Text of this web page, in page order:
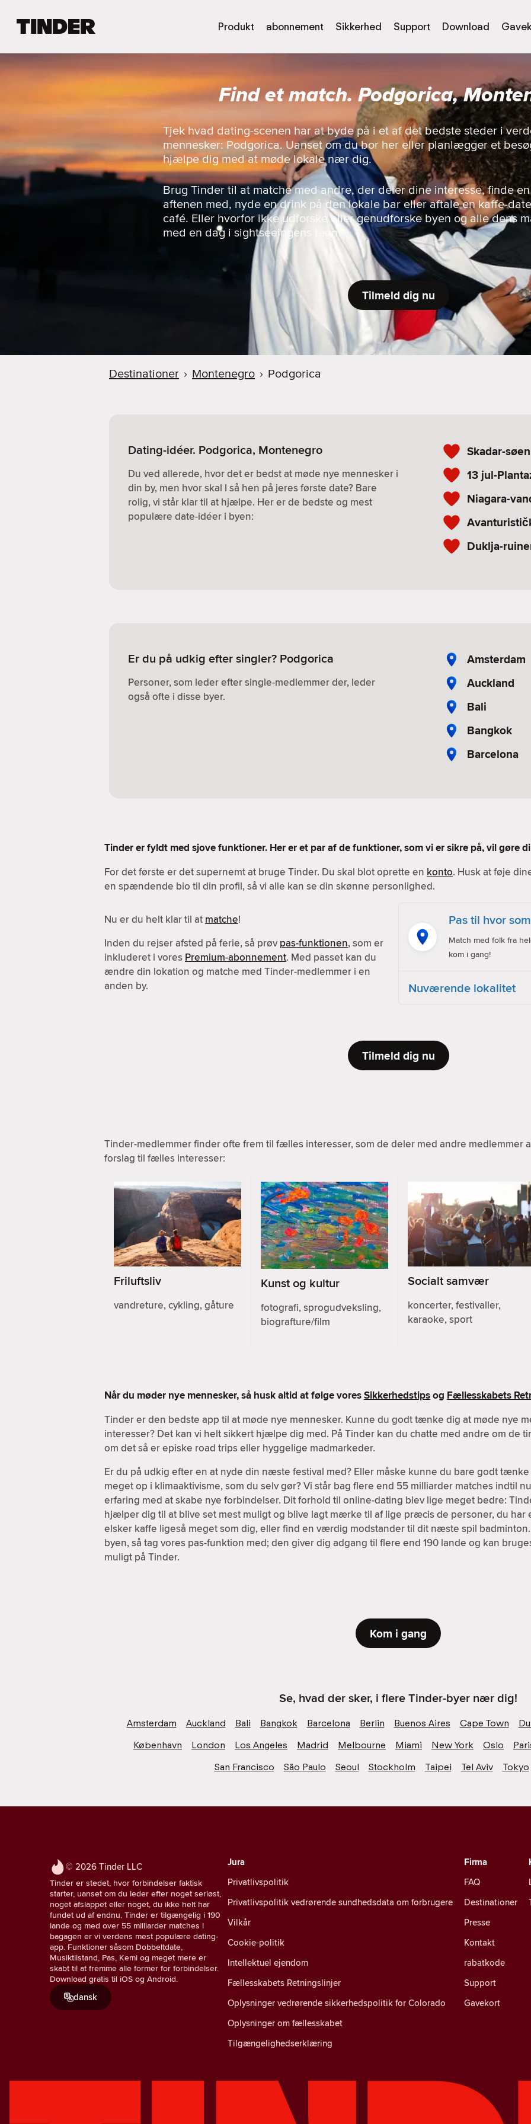
e
r
t
s
Produkt abonnement Sikkerhed Support Download
Find et match. Podgorica,
Tjek hvad dating-scenen har at byde på i et af det bedste steder i
mennesker: Podgorica. Uanset om du bor her eller planlægger et
hjælpe dig med at møde lokale nær dig.
Brug Tinder til at matche med andre, der deler dine interesse, finde
aftenen med, nyde en drink på den lokale bar eller aftale en kaffe-
café. Eller hvorfor ikke udforske eller genudforske byen og alle dens
med en dag i sightseeingens tegn?
Tilmeld dig nu
Destinationer › Montenegro › Podgorica
Dating-idéer. Podgorica, Montenegro
Du ved allerede, hvor det er bedst at møde nye mennesker i
din by, men hvor skal I så hen på jeres første date? Bare
rolig, vi står klar til at hjælpe. Her er de bedste og mest
populære date-idéer i byen:
Skadar-søen
13 jul-
Niagara-
Duklja-
Er du på udkig efter singler? Podgorica
Personer, som leder efter single-medlemmer der, leder
også ofte i disse byer.
Amsterdam
Auckland
Bali
Bangkok
Barcelona
Tinder er fyldt med sjove funktioner. Her er et par af de funktioner, som vi er sikre på, vil gøre
For det første er det supernemt at bruge Tinder. Du skal blot oprette en konto. Husk at føje
en spændende bio til din profil, så vi alle kan se din skønne personlighed.
Nu er du helt klar til at matche!
Inden du rejser afsted på ferie, så prøvpas-funktionen, som er
inkluderet i vores Premium-abonnement. Med passet kan du
ændre din lokation og matche med Tinder-medlemmer i en
anden by.
Pas til hvor
Match med folk fra
kom i gang!
Nuværende lokalitet
Tilmeld dig nu
Tinder-medlemmer finder ofte frem til fælles interesser, som de deler med andre medlemmer
forslag til fælles interesser:
Friluftsliv
vandreture, cykling, gåture
Kunst og kultur
fotografi, sprogudveksling,
biografture/film
Socialt samvær
koncerter, festivaller,
karaoke, sport
Når du møder nye mennesker, så husk altid at følge voresSikkerhedstipsog Fællesskabets
Tinder er den bedste app til at møde nye mennesker. Kunne du godt tænke dig at møde nye
interesser? Det kan vi helt sikkert hjælpe dig med. På Tinder kan du chatte med andre om de
om det så er episke road trips eller hyggelige madmarkeder.
Er du på udkig efter en at nyde din næste festival med? Eller måske kunne du bare godt
meget op i klimaaktivisme, som du selv gør? Vi står bag flere end 55 milliarder matches indtil
erfaring med at skabe nye forbindelser. Dit forhold til online-dating blev lige meget bedre:
hjælper dig til at blive set mest muligt og blive lagt mærke til af lige præcis de personer, du har
elsker kaffe ligeså meget som dig, eller find en værdig modstander til dit næste spil
byen, så tag vores pas-funktion med; den giver dig adgang til flere end 190 lande og kan
muligt på Tinder.
Kom i gang
Se, hvad der sker, i flere Tinder-byer nær dig!
Amsterdam Auckland Bali Bangkok Barcelona Berlin Buenos Aires Cape Town
København
London Los Angeles Madrid Melbourne Miami New York Oslo
San Francisco
São Paulo Seoul Stockholm Taipei Tel Aviv Tokyo
© 2026 Tinder LLC
Tinder er stedet, hvor forbindelser faktisk
starter, uanset om du leder efter noget seriøst,
noget afslappet eller noget, du ikke helt har
fundet ud af endnu. Tinder er tilgængelig i 190
lande og med over 55 milliarder matches i
bagagen er vi verdens mest populære dating-
app. Funktioner såsom Dobbeltdate,
Musiktilstand, Pas, Kemi og meget mere er
skabt til at fremme alle former for forbindelser.
Download gratis til iOS og Android.
dansk
Jura
Privatlivspolitik
Privatlivspolitik vedrørende sundhedsdata om forbrugere
Vilkår
Cookie-politik
Intellektuel ejendom
Fællesskabets Retningslinjer
Oplysninger vedrørende sikkerhedspolitik for Colorado
Oplysninger om fællesskabet
Tilgængelighedserklæring
Firma
FAQ
Destinationer
Presse
Kontakt
rabatkode
Support
Gavekort